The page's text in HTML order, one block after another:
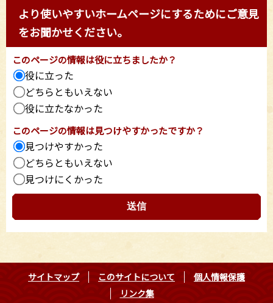
より使いやすいホームページにするためにご意見
をお聞かせください。
このページの情報は役に立ちましたか？
役に立った
どちらともいえない
役に立たなかった
このページの情報は見つけやすかったですか？
見つけやすかった
どちらともいえない
見つけにくかった
サイトマップ このサイトについて
個人情報保護
リンク集